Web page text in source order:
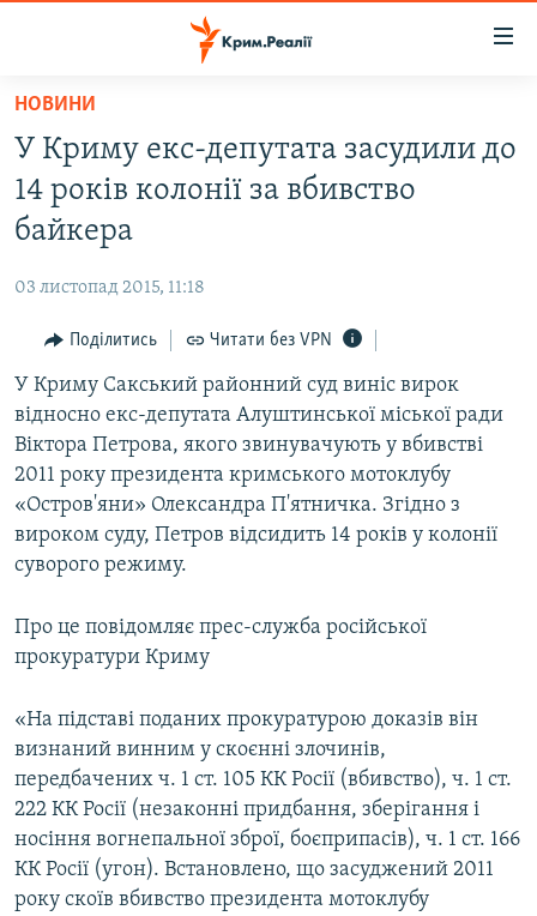
Перейти
основного
матеріалу
Перейти
до
основної
Перейти
пошуку
ВОДА.КРИМ
ВІДЕО ТА ФОТО
БЛОГИ
ПОГЛЯД
ІНТЕРВ'Ю
ВСЕ ЗА ДЕНЬ
СПЕЦПРОЕКТИ
ДЕПОРТАЦІЯ
ВІДЕОУРОКИ «ELIFBE»
УКРАЇНСЬКА ПРОБЛЕМА КРИМУ
ЯК ОБІЙТИ БЛОКУВАННЯ
Русский
Qırımtatar
Усі сайти RFE/RL
НОВИНИ
У Криму екс-депутата засудили до
14 років колонії за вбивство
байкера
03 листопад 2015, 11:18
Поділитись Читати без VPN
У Криму Сакський районний суд виніс вирок
відносно екс-депутата Алуштинської міської ради
Віктора Петрова, якого звинувачують у вбивстві
2011 року президента кримського мотоклубу
«Остров'яни» Олександра П'ятничка. Згідно з
вироком суду, Петров відсидить 14 років у колонії
суворого режиму.
Про це повідомляє прес-служба російської
прокуратури Криму
«На підставі поданих прокуратурою доказів він
визнаний винним у скоєнні злочинів,
передбачених ч. 1 ст. 105 КК Росії (вбивство), ч. 1 ст.
222 КК Росії (незаконні придбання, зберігання і
носіння вогнепальної зброї, боєприпасів), ч. 1 ст. 166
КК Росії (угон). Встановлено, що засуджений 2011
року скоїв вбивство президента мотоклубу